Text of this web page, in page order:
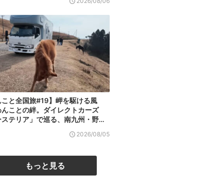
こと全国旅#19】岬を駆ける風
んことの絆。ダイレクトカーズ
ステリア」で巡る、南九州・野…
2026/08/05
もっと見る